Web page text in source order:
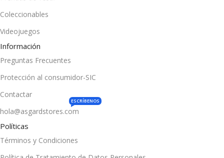
Coleccionables
Videojuegos
Información
Preguntas Frecuentes
Protección al consumidor-SIC
Contactar
hola@asgardstores.com
ESCRÍBENOS
Políticas
Términos y Condiciones